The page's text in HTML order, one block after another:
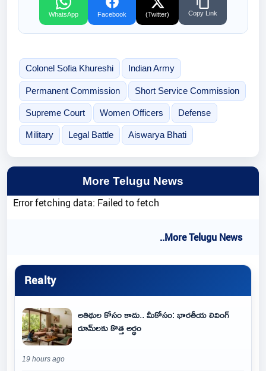
WhatsApp Facebook (Twitter) Copy Link
Colonel Sofia Khureshi Indian Army
Permanent Commission Short Service Commission
Supreme Court Women Officers Defense
Military Legal Battle Aiswarya Bhati
More Telugu News
Error fetching data: Failed to fetch
..More Telugu News
Realty
అతిథుల కోసం కాదు.. మీకోసం: భారతీయ లివింగ్
రూమ్‌లకు కొత్త అర్థం
19 hours ago